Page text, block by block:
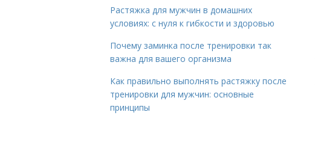
Растяжка для мужчин в домашних
условиях: с нуля к гибкости и здоровью
Почему заминка после тренировки так
важна для вашего организма
Как правильно выполнять растяжку после
тренировки для мужчин: основные
принципы